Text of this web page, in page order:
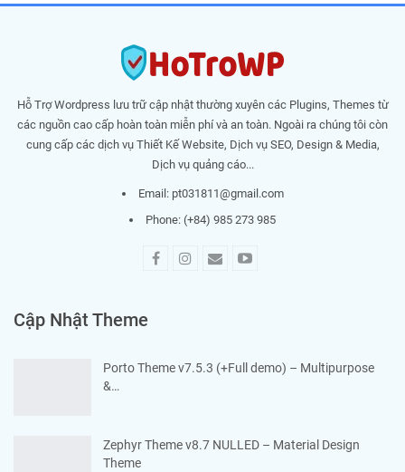
Hỗ Trợ Wordpress lưu trữ cập nhật thường xuyên các Plugins, Themes từ
các nguồn cao cấp hoàn toàn miễn phí và an toàn. Ngoài ra chúng tôi còn
cung cấp các dịch vụ Thiết Kế Website, Dịch vụ SEO, Design & Media,
Dịch vụ quảng cáo...
Email: pt031811@gmail.com
Phone: (+84) 985 273 985
Cập Nhật Theme
Porto Theme v7.5.3 (+Full demo) – Multipurpose
&…
Zephyr Theme v8.7 NULLED – Material Design
Theme